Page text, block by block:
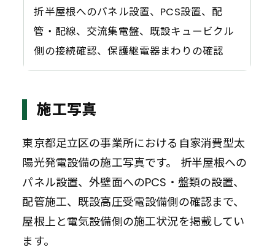
折半屋根へのパネル設置、PCS設置、配
管・配線、交流集電盤、既設キュービクル
側の接続確認、保護継電器まわりの確認
施工写真
東京都足立区の事業所における自家消費型太
陽光発電設備の施工写真です。 折半屋根への
パネル設置、外壁面へのPCS・盤類の設置、
配管施工、既設高圧受電設備側の確認まで、
屋根上と電気設備側の施工状況を掲載してい
ます。